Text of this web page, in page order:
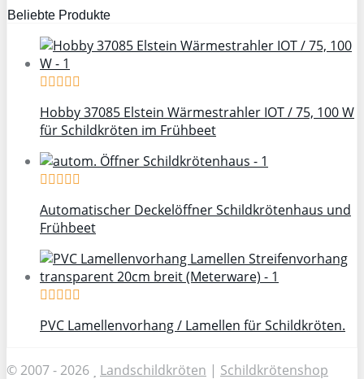
Beliebte Produkte
Hobby 37085 Elstein Wärmestrahler IOT / 75, 100 W
für Schildkröten im Frühbeet
Automatischer Deckelöffner Schildkrötenhaus und
Frühbeet
PVC Lamellenvorhang / Lamellen für Schildkröten.
© 2007 - 2026 Landschildkröten | Schildkrötenshop